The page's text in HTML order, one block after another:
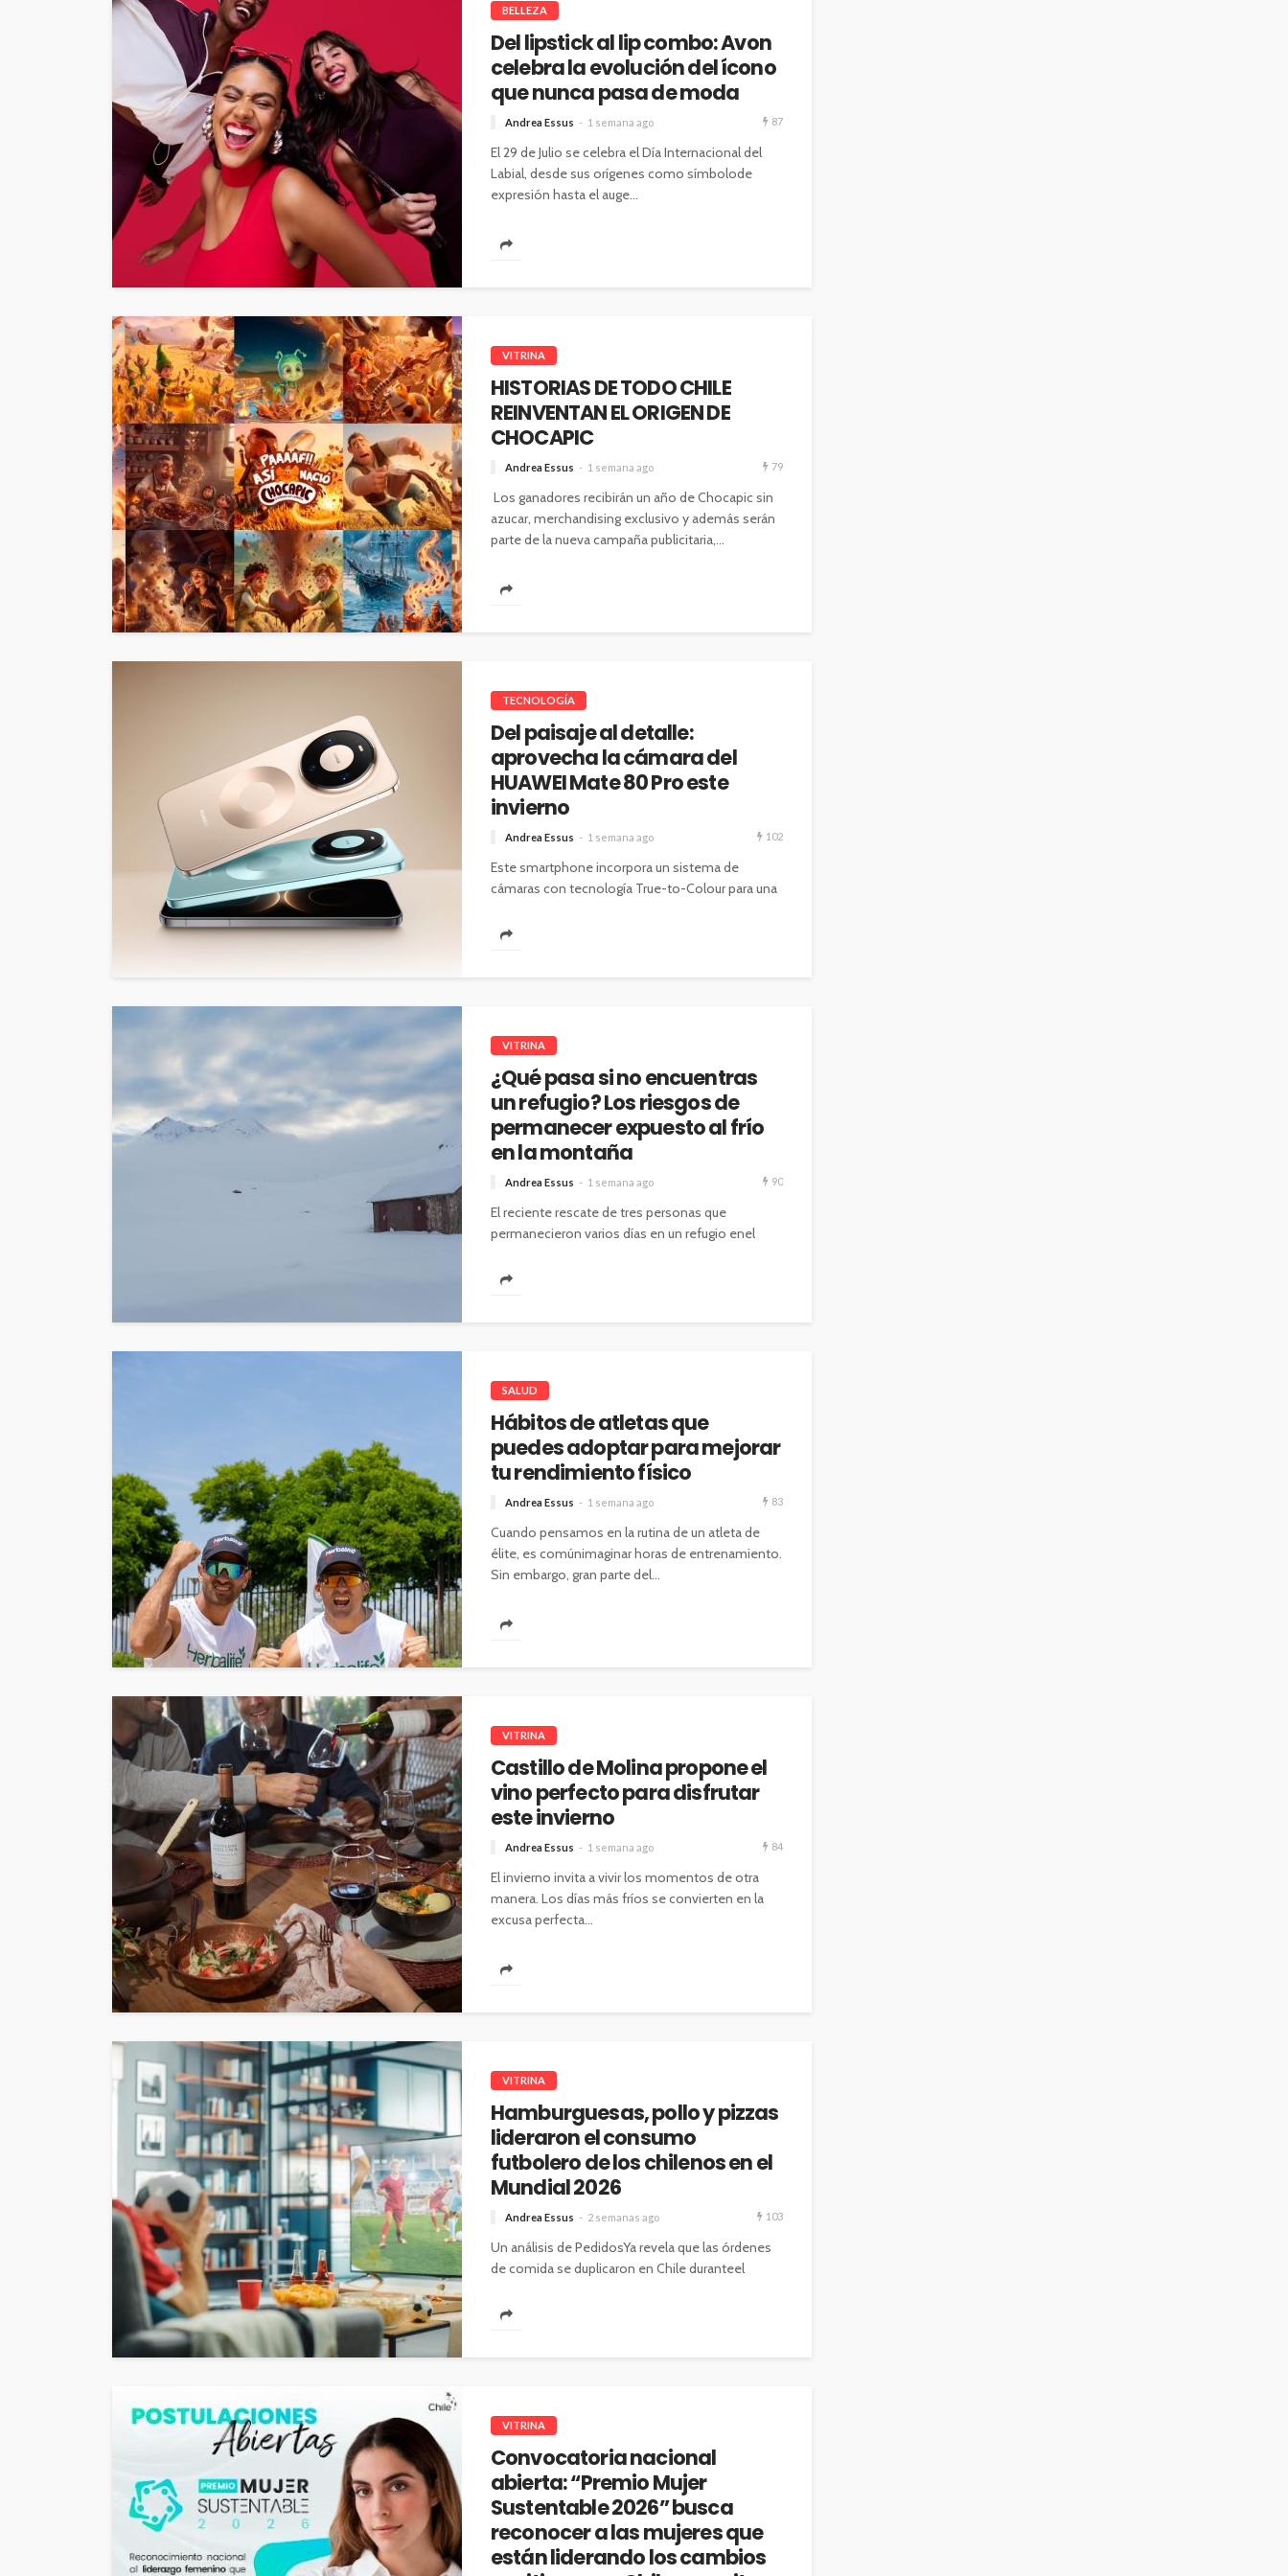
BELLEZA
Del lipstick al lip combo: Avon
celebra la evolución del ícono
que nunca pasa de moda
Andrea Essus 1 semana ago 87
El 29 de Julio se celebra el Día Internacional del
Labial, desde sus orígenes como símbolode
expresión hasta el auge...
VITRINA
HISTORIAS DE TODO CHILE
REINVENTAN EL ORIGEN DE
CHOCAPIC
Andrea Essus 1 semana ago 79
Los ganadores recibirán un año de Chocapic sin
azucar, merchandising exclusivo y además serán
parte de la nueva campaña publicitaria,...
TECNOLOGÍA
Del paisaje al detalle:
aprovecha la cámara del
HUAWEI Mate 80 Pro este
invierno
Andrea Essus 1 semana ago 102
Este smartphone incorpora un sistema de
cámaras con tecnología True-to-Colour para una
VITRINA
¿Qué pasa si no encuentras
un refugio? Los riesgos de
permanecer expuesto al frío
en la montaña
Andrea Essus 1 semana ago 90
El reciente rescate de tres personas que
permanecieron varios días en un refugio enel
SALUD
Hábitos de atletas que
puedes adoptar para mejorar
tu rendimiento físico
Andrea Essus 1 semana ago 83
Cuando pensamos en la rutina de un atleta de
élite, es comúnimaginar horas de entrenamiento.
Sin embargo, gran parte del...
VITRINA
Castillo de Molina propone el
vino perfecto para disfrutar
este invierno
Andrea Essus 1 semana ago 84
El invierno invita a vivir los momentos de otra
manera. Los días más fríos se convierten en la
excusa perfecta...
VITRINA
Hamburguesas, pollo y pizzas
lideraron el consumo
futbolero de los chilenos en el
Mundial 2026
Andrea Essus 2 semanas ago 103
Un análisis de PedidosYa revela que las órdenes
de comida se duplicaron en Chile duranteel
VITRINA
Convocatoria nacional
abierta: “Premio Mujer
Sustentable 2026” busca
reconocer a las mujeres que
están liderando los cambios